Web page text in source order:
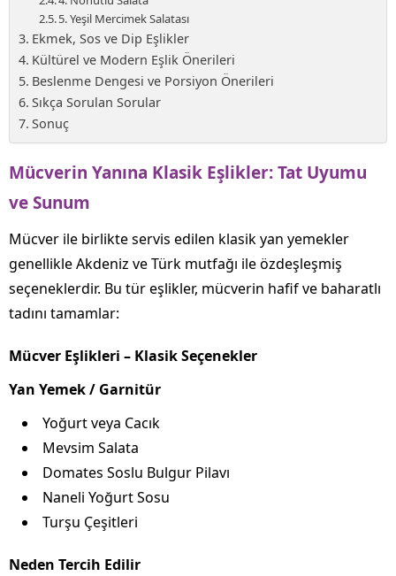
5. Yeşil Mercimek Salatası
Ekmek, Sos ve Dip Eşlikler
Kültürel ve Modern Eşlik Önerileri
Beslenme Dengesi ve Porsiyon Önerileri
Sıkça Sorulan Sorular
Sonuç
Mücverin Yanına Klasik Eşlikler: Tat Uyumu
ve Sunum
Mücver ile birlikte servis edilen klasik yan yemekler
genellikle Akdeniz ve Türk mutfağı ile özdeşleşmiş
seçeneklerdir. Bu tür eşlikler, mücverin hafif ve baharatlı
tadını tamamlar:
Mücver Eşlikleri – Klasik Seçenekler
Yan Yemek / Garnitür
Yoğurt veya Cacık
Mevsim Salata
Domates Soslu Bulgur Pilavı
Naneli Yoğurt Sosu
Turşu Çeşitleri
Neden Tercih Edilir